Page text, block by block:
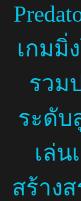
เกมมิ่
รวม
ระดับ
เล่น
สร้าง